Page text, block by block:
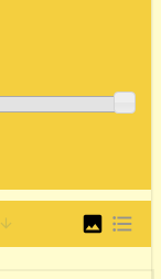
arrow_downward image format_list_bulleted